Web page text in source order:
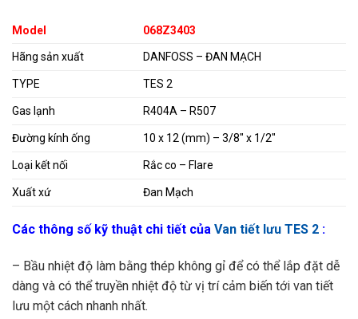
Model 068Z3403
Hãng sản xuất DANFOSS – ĐAN MẠCH
TYPE TES 2
Gas lạnh R404A – R507
Đường kính ống 10 x 12 (mm) – 3/8″ x 1/2″
Loại kết nối Rắc co – Flare
Xuất xứ Đan Mạch
Các thông số kỹ thuật chi tiết của Van tiết lưu TES 2 :
– Bầu nhiệt độ làm bằng thép không gỉ để có thể lắp đặt dễ
dàng và có thể truyền nhiệt độ từ vị trí cảm biến tới van tiết
lưu một cách nhanh nhất.